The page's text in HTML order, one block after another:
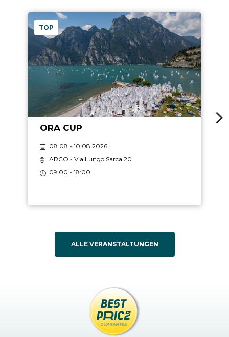
TOP
ORA CUP
08.08 - 10.08.2026
ARCO - Via Lungo Sarca 20
09:00 - 18:00
ALLE VERANSTALTUNGEN